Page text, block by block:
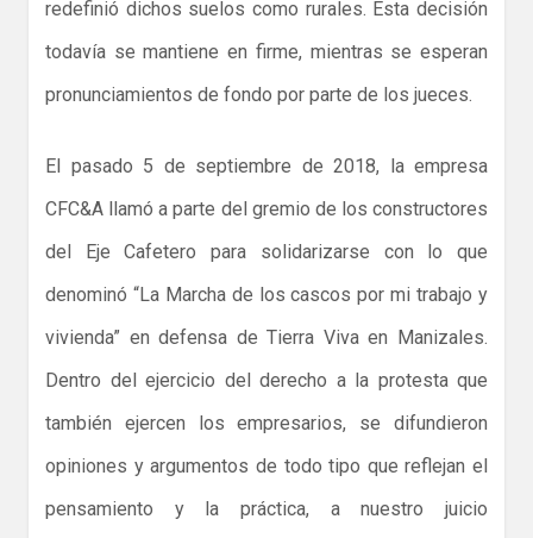
redefinió dichos suelos como rurales. Esta decisión
todavía se mantiene en firme, mientras se esperan
pronunciamientos de fondo por parte de los jueces.
El pasado 5 de septiembre de 2018, la empresa
CFC&A llamó a parte del gremio de los constructores
del Eje Cafetero para solidarizarse con lo que
denominó “La Marcha de los cascos por mi trabajo y
vivienda” en defensa de Tierra Viva en Manizales.
Dentro del ejercicio del derecho a la protesta que
también ejercen los empresarios, se difundieron
opiniones y argumentos de todo tipo que reflejan el
pensamiento y la práctica, a nuestro juicio